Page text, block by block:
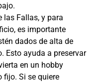
las Fallas, y para
es importante
dados de alta de
Esto ayuda a preservar
en un hobby
fijo. Si se quiere